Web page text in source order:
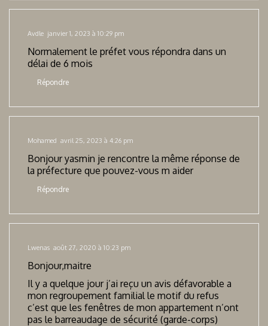
Avdle janvier 1, 2023 à 10:29 pm
Normalement le préfet vous répondra dans un
délai de 6 mois
Répondre
Mohamed avril 25, 2023 à 4:26 pm
Bonjour yasmin je rencontre la même réponse de
la préfecture que pouvez-vous m aider
Répondre
Lwenas août 27, 2020 à 10:23 pm
Bonjour,maitre
Il y a quelque jour j’ai reçu un avis défavorable a
mon regroupement familial le motif du refus
c’est que les fenêtres de mon appartement n’ont
pas le barreaudage de sécurité (garde-corps)